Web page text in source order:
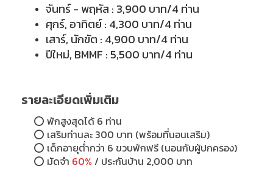
จันทร์ - พฤหัส : 3,900 บาท/4 ท่าน
ศุกร์, อาทิตย์ : 4,300 บาท/4 ท่าน
เสาร์, นักขัต : 4,900 บาท/4 ท่าน
ปีใหม่, BMMF : 5,500 บาท/4 ท่าน
รายละเอียดเพิ่มเติม
⭕ พักสูงสุดได้ 6 ท่าน
⭕ เสริมท่านละ 300 บาท (พร้อมที่นอนเสริม)
⭕ เด็กอายุต่ำกว่า 6 ขวบพักฟรี (นอนกับผู้ปกครอง)
⭕ มัดจำ 60% / ประกันบ้าน 2,000 บาท